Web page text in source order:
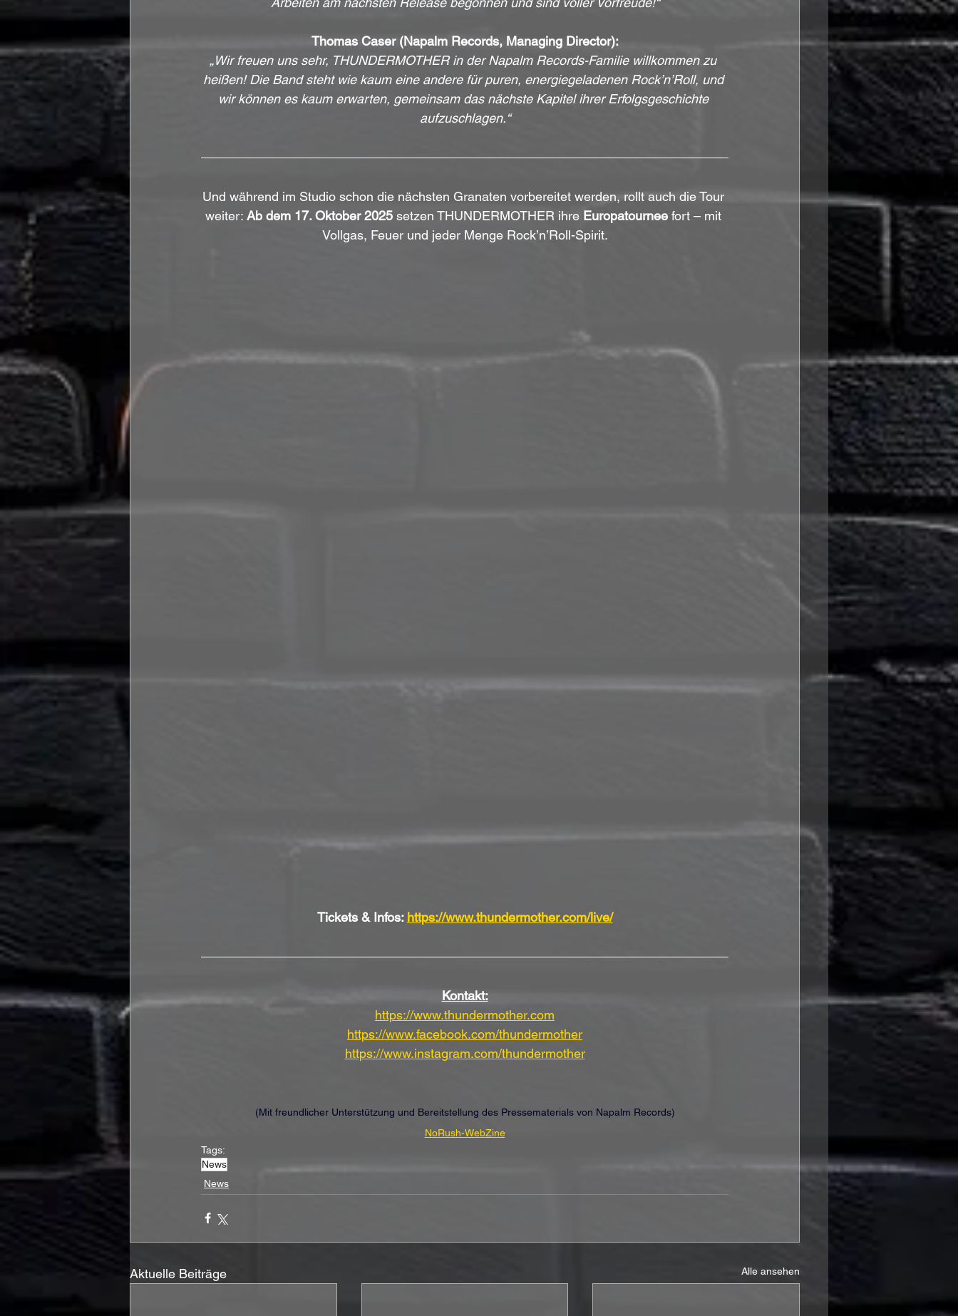
Thomas Caser (Napalm Records, Managing Director):
„Wir freuen uns sehr, THUNDERMOTHER in der Napalm Records-Familie willkommen zu
heißen! Die Band steht wie kaum eine andere für puren, energiegeladenen Rock’n’Roll, und
wir können es kaum erwarten, gemeinsam das nächste Kapitel ihrer Erfolgsgeschichte
aufzuschlagen.“
Und während im Studio schon die nächsten Granaten vorbereitet werden, rollt auch die Tour
weiter: Ab dem 17. Oktober 2025 setzen THUNDERMOTHER ihre Europatournee fort – mit
Vollgas, Feuer und jeder Menge Rock’n’Roll-Spirit.
Tickets & Infos: https://www.thundermother.com/live/
Kontakt:
https://www.thundermother.com
https://www.facebook.com/thundermother
https://www.instagram.com/thundermother
(Mit freundlicher Unterstützung und Bereitstellung des Pressematerials von Napalm Records)
NoRush-WebZine
Tags:
News
News
Aktuelle Beiträge Alle ansehen